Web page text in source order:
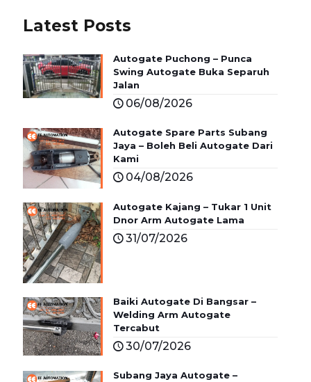
Latest Posts
Autogate Puchong – Punca
Swing Autogate Buka Separuh
Jalan
06/08/2026
Autogate Spare Parts Subang
Jaya – Boleh Beli Autogate Dari
Kami
04/08/2026
Autogate Kajang – Tukar 1 Unit
Dnor Arm Autogate Lama
31/07/2026
Baiki Autogate Di Bangsar –
Welding Arm Autogate
Tercabut
30/07/2026
Subang Jaya Autogate –